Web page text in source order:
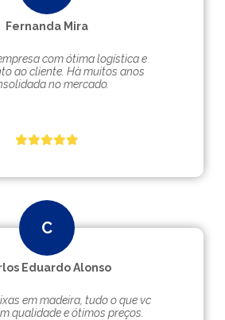
Fernanda Mira
com ótima logística e
ao cliente. Hà muitos anos
no mercado.
Eduardo Alonso
em madeira, tudo o que vc
qualidade e ótimos preços.